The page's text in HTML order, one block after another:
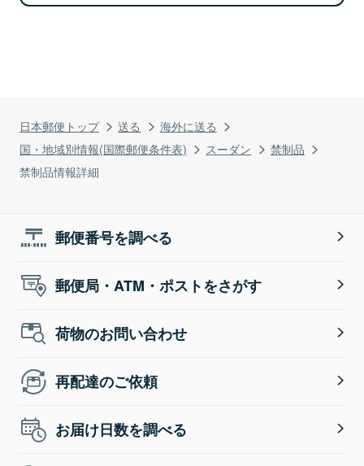
日本郵便トップ 送る
海外に送る
国・地域別情報(国際郵便条件表)
スーダン
禁制品
禁制品情報詳細
郵便番号を調べる
郵便局・ATM・ポストをさがす
荷物のお問い合わせ
再配達のご依頼
お届け日数を調べる